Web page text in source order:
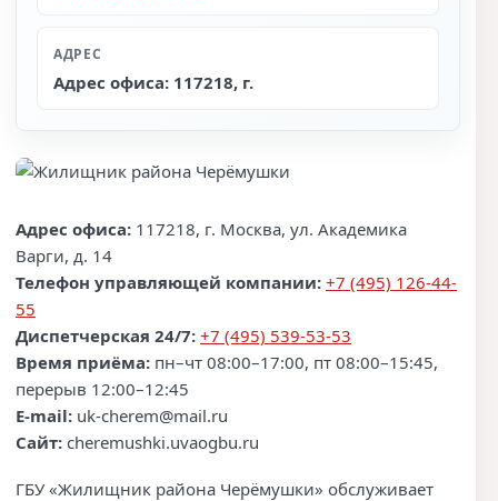
АДРЕС
Адрес офиса: 117218, г.
Адрес офиса: 117218, г. Москва, ул. Академика
Варги, д. 14
Телефон управляющей компании: +7 (495) 126-44-
55
Диспетчерская 24/7: +7 (495) 539-53-53
Время приёма: пн–чт 08:00–17:00, пт 08:00–15:45,
перерыв 12:00–12:45
E-mail: uk-cherem@mail.ru
Сайт: cheremushki.uvaogbu.ru
ГБУ «Жилищник района Черёмушки» обслуживает